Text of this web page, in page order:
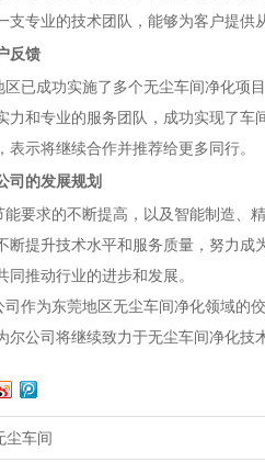
支专业的技术团队，能够为客户提供
反馈
成功实施了多个无尘车间净化项
力和专业的服务团队，成功实现了
示将继续合作并推荐给更多同行。
司的发展规划
求的不断提高，以及智能制造、
断提升技术水平和服务质量，努力
推动行业的进步和发展。
为东莞地区无尘车间净化领域的
尔公司将继续致力于无尘车间净化技
尘车间